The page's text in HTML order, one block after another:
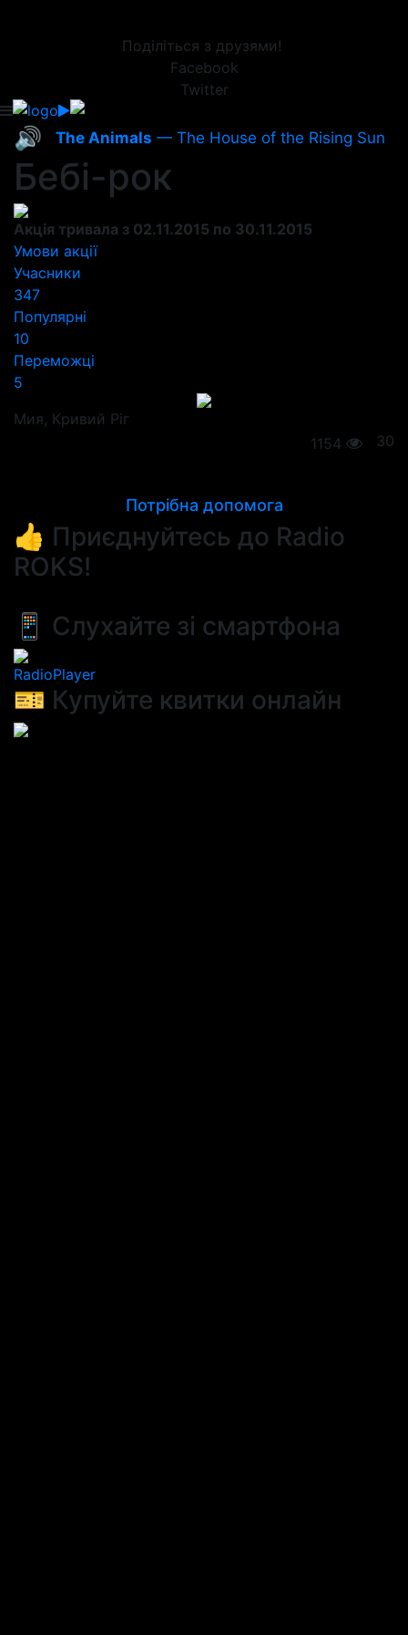
Поділіться з друзями!
Facebook
Twitter
🔊 The Animals — The House of the Rising Sun
Бебі-рок
Акція тривала з 02.11.2015 по 30.11.2015
Умови акції
Учасники
347
Популярні
10
Переможці
5
Мия, Кривий Ріг
30
1154
Потрібна допомога
👍 Приєднуйтесь до Radio
ROKS!
📱 Слухайте зі смартфона
RadioPlayer
🎫 Купуйте квитки онлайн